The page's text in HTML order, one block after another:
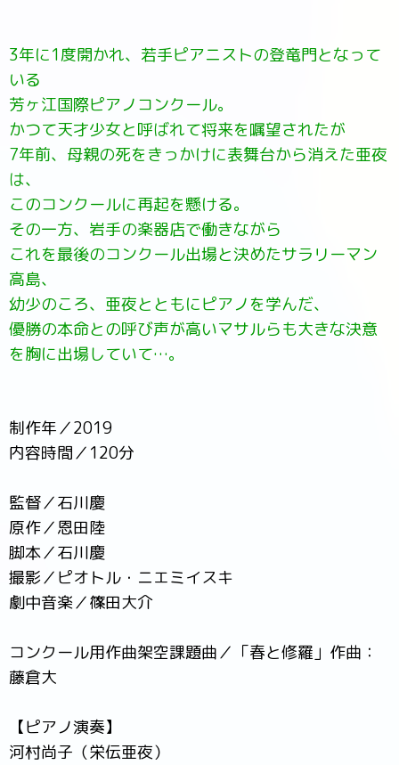
3年に1度開かれ、若手ピアニストの登竜門となって
いる
芳ヶ江国際ピアノコンクール。
かつて天才少女と呼ばれて将来を嘱望されたが
7年前、母親の死をきっかけに表舞台から消えた亜夜
は、
このコンクールに再起を懸ける。
その一方、岩手の楽器店で働きながら
これを最後のコンクール出場と決めたサラリーマン
高島、
幼少のころ、亜夜とともにピアノを学んだ、
優勝の本命との呼び声が高いマサルらも大きな決意
を胸に出場していて…。
制作年／2019
内容時間／120分
監督／石川慶
原作／恩田陸
脚本／石川慶
撮影／ピオトル・ニエミイスキ
劇中音楽／篠田大介
コンクール用作曲架空課題曲／「春と修羅」作曲：
藤倉大
【ピアノ演奏】
河村尚子（栄伝亜夜）